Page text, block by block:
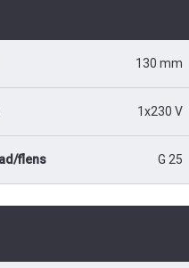
130 mm
1x230 V
flens G 25